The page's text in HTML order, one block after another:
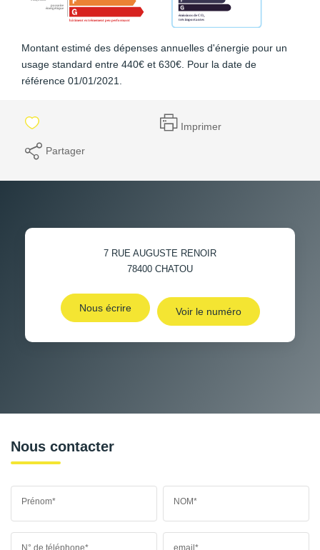
Montant estimé des dépenses annuelles d'énergie pour un
usage standard entre 440€ et 630€. Pour la date de
référence 01/01/2021.
Imprimer
Partager
7 RUE AUGUSTE RENOIR
78400 CHATOU
Nous écrire Voir le numéro
Nous contacter
Prénom* NOM*
N° de téléphone* email*